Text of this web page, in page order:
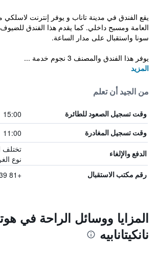
يقع الفندق في مدينة تاناب و يوفر إنترنت
العامة ومسبح داخلي. كما يقدم هذا الفندق
سونا واستقبال على مدار الساعة.
يوفر هذا الفندق والمصنف 3 نجوم خدمة ...
المزيد
من الجيد أن تعلم
وقت تسجيل الصعود للطائرة 15:00
وقت تسجيل المغادرة 11:00
الدفع والإلغاء
نوع
رقم مكتب الاستقبال +81 739 256 106
المزايا ووسائل الراحة في
نانكيتانابيه